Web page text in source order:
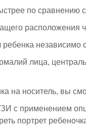
по сравнению
расположения
независимо
лица,
на носитель, вы
с применением
портрет